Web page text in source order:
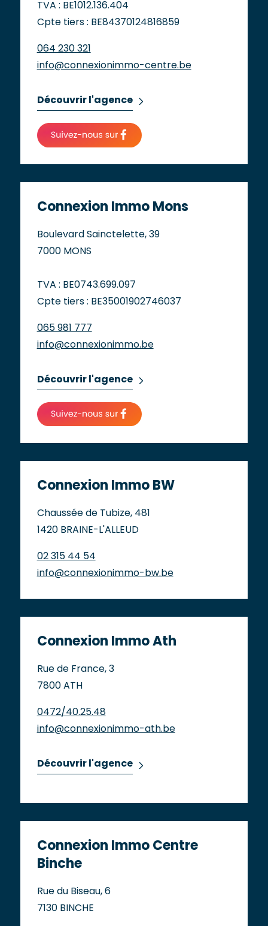
TVA : BE1012.136.404
Cpte tiers : BE84370124816859
064 230 321
info@connexionimmo-centre.be
Découvrir l'agence
Connexion Immo Mons
Boulevard Sainctelette, 39
7000 MONS
TVA : BE0743.699.097
Cpte tiers : BE35001902746037
065 981 777
info@connexionimmo.be
Découvrir l'agence
Connexion Immo BW
Chaussée de Tubize, 481
1420 BRAINE-L'ALLEUD
02 315 44 54
info@connexionimmo-bw.be
Connexion Immo Ath
Rue de France, 3
7800 ATH
0472/40.25.48
info@connexionimmo-ath.be
Découvrir l'agence
Connexion Immo Centre
Binche
Rue du Biseau, 6
7130 BINCHE